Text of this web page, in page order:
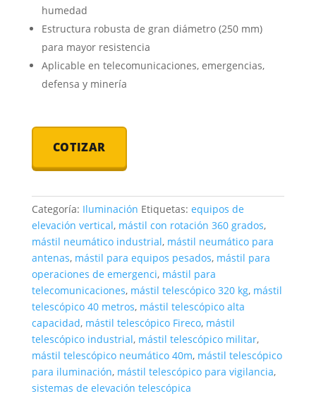
humedad
Estructura robusta de gran diámetro (250 mm)
para mayor resistencia
Aplicable en telecomunicaciones, emergencias,
defensa y minería
COTIZAR
Categoría: Iluminación Etiquetas: equipos de
elevación vertical, mástil con rotación 360 grados,
mástil neumático industrial, mástil neumático para
antenas, mástil para equipos pesados, mástil para
operaciones de emergenci, mástil para
telecomunicaciones, mástil telescópico 320 kg, mástil
telescópico 40 metros, mástil telescópico alta
capacidad, mástil telescópico Fireco, mástil
telescópico industrial, mástil telescópico militar,
mástil telescópico neumático 40m, mástil telescópico
para iluminación, mástil telescópico para vigilancia,
sistemas de elevación telescópica